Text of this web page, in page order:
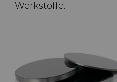
Werkstoffe.